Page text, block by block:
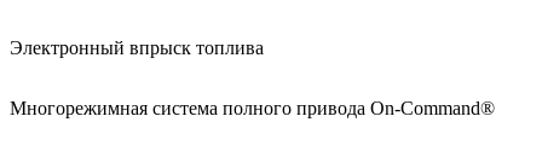
Электронный впрыск топлива
Многорежимная система полного привода On-Command®